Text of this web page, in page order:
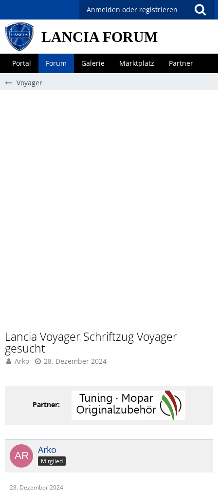
Anmelden oder registrieren
LANCIA FORUM
Portal Forum Galerie Marktplatz Partner
Voyager
Lancia Voyager Schriftzug Voyager
gesucht
Arko 28. Dezember 2024
Partner:
Arko
Mitglied
28. Dezember 2024